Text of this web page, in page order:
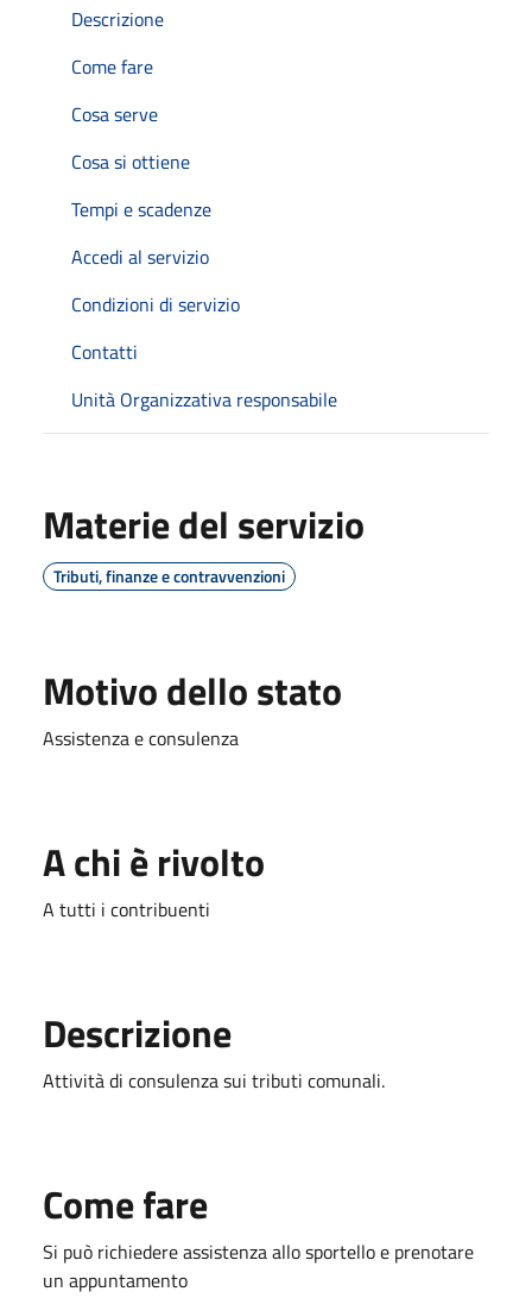
Descrizione
Come fare
Cosa serve
Cosa si ottiene
Tempi e scadenze
Accedi al servizio
Condizioni di servizio
Contatti
Unità Organizzativa responsabile
Materie del servizio
Tributi, finanze e contravvenzioni
Motivo dello stato
Assistenza e consulenza
A chi è rivolto
A tutti i contribuenti
Descrizione
Attività di consulenza sui tributi comunali.
Come fare
Si può richiedere assistenza allo sportello e prenotare
un appuntamento